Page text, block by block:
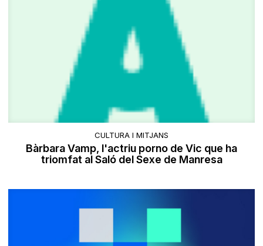
CULTURA I MITJANS
Bàrbara Vamp, l'actriu porno de Vic que ha
triomfat al Saló del Sexe de Manresa